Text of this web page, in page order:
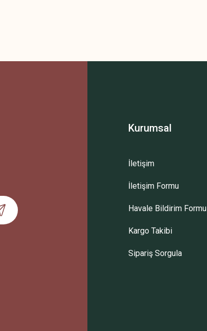
Kurumsal
İletişim
İletişim Formu
Havale Bildirim Formu
Kargo Takibi
Sipariş Sorgula